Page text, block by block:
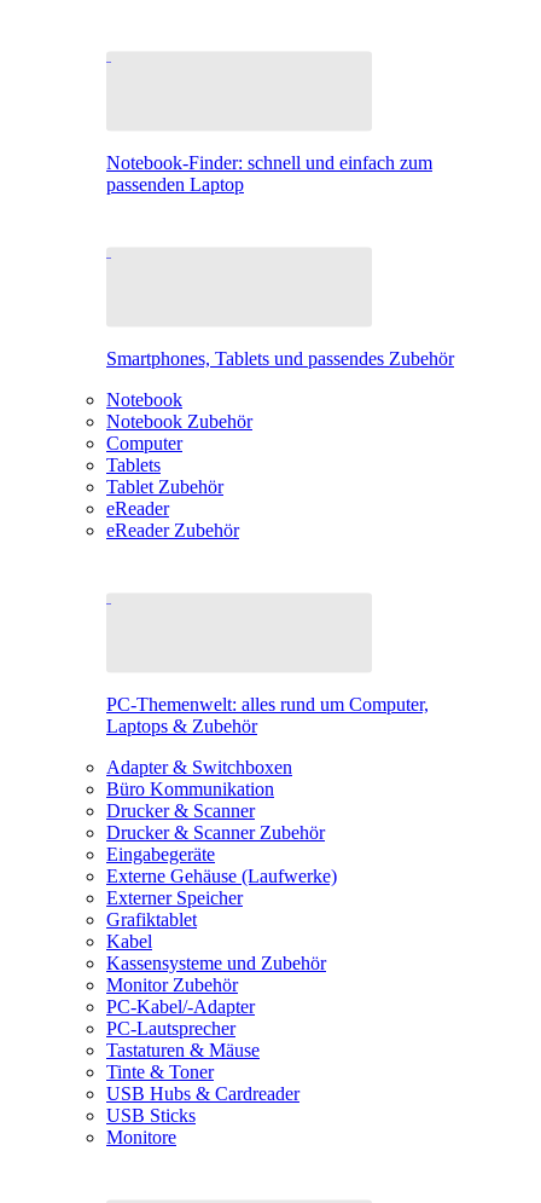
Notebook-Finder: schnell und einfach zum
passenden Laptop
Smartphones, Tablets und passendes Zubehör
Notebook
Notebook Zubehör
Computer
Tablets
Tablet Zubehör
eReader
eReader Zubehör
PC-Themenwelt: alles rund um Computer,
Laptops & Zubehör
Adapter & Switchboxen
Büro Kommunikation
Drucker & Scanner
Drucker & Scanner Zubehör
Eingabegeräte
Externe Gehäuse (Laufwerke)
Externer Speicher
Grafiktablet
Kabel
Kassensysteme und Zubehör
Monitor Zubehör
PC-Kabel/-Adapter
PC-Lautsprecher
Tastaturen & Mäuse
Tinte & Toner
USB Hubs & Cardreader
USB Sticks
Monitore